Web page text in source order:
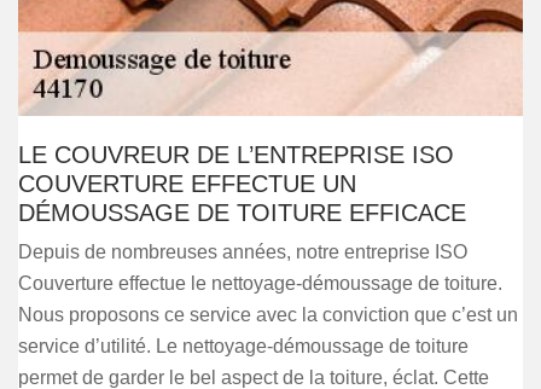
LE COUVREUR DE L’ENTREPRISE ISO
COUVERTURE EFFECTUE UN
DÉMOUSSAGE DE TOITURE EFFICACE
Depuis de nombreuses années, notre entreprise ISO
Couverture effectue le nettoyage-démoussage de toiture.
Nous proposons ce service avec la conviction que c’est un
service d’utilité. Le nettoyage-démoussage de toiture
permet de garder le bel aspect de la toiture, éclat. Cette